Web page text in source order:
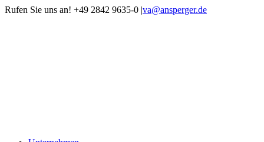
Zum
Rufen Sie uns an! +49 2842 9635-0 |va@ansperger.de